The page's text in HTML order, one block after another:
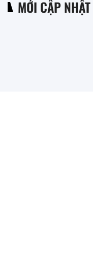
MỚI CẬP NHẬT